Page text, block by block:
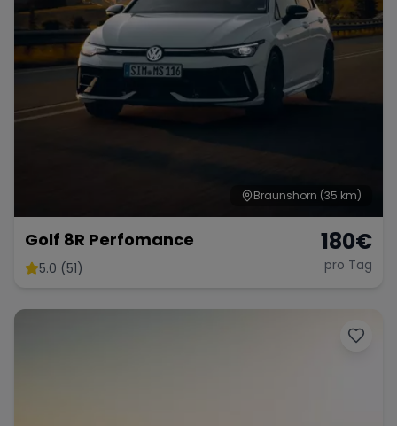
Braunshorn (35 km)
Golf 8R Perfomance
5.0 (51)
180€
pro Tag